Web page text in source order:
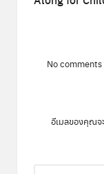
No
อีเมลของคุณจ